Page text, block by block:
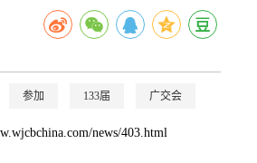
参加 133届 广交会
news/403.html